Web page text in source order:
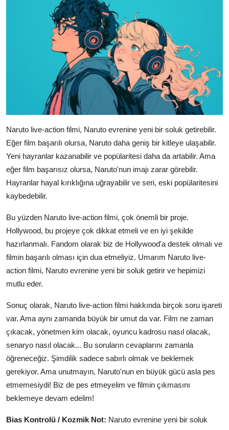
Naruto live-action filmi, Naruto evrenine yeni bir soluk getirebilir.
Eğer film başarılı olursa, Naruto daha geniş bir kitleye ulaşabilir.
Yeni hayranlar kazanabilir ve popülaritesi daha da artabilir. Ama
eğer film başarısız olursa, Naruto'nun imajı zarar görebilir.
Hayranlar hayal kırıklığına uğrayabilir ve seri, eski popülaritesini
kaybedebilir.
Bu yüzden Naruto live-action filmi, çok önemli bir proje.
Hollywood, bu projeye çok dikkat etmeli ve en iyi şekilde
hazırlanmalı. Fandom olarak biz de Hollywood'a destek olmalı ve
filmin başarılı olması için dua etmeliyiz. Umarım Naruto live-
action filmi, Naruto evrenine yeni bir soluk getirir ve hepimizi
mutlu eder.
Sonuç olarak, Naruto live-action filmi hakkında birçok soru işareti
var. Ama aynı zamanda büyük bir umut da var. Film ne zaman
çıkacak, yönetmen kim olacak, oyuncu kadrosu nasıl olacak,
senaryo nasıl olacak... Bu soruların cevaplarını zamanla
öğreneceğiz. Şimdilik sadece sabırlı olmak ve beklemek
gerekiyor. Ama unutmayın, Naruto'nun en büyük gücü asla pes
etmemesiydi! Biz de pes etmeyelim ve filmin çıkmasını
beklemeye devam edelim!
Bias Kontrolü / Kozmik Not: Naruto evrenine yeni bir soluk